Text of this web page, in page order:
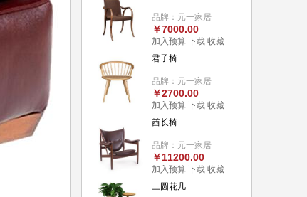
品牌：元一家居
￥7000.00
加入预算 下载 收藏
君子椅
品牌：元一家居
￥2700.00
加入预算 下载 收藏
酋长椅
品牌：元一家居
￥11200.00
加入预算 下载 收藏
三圆花几